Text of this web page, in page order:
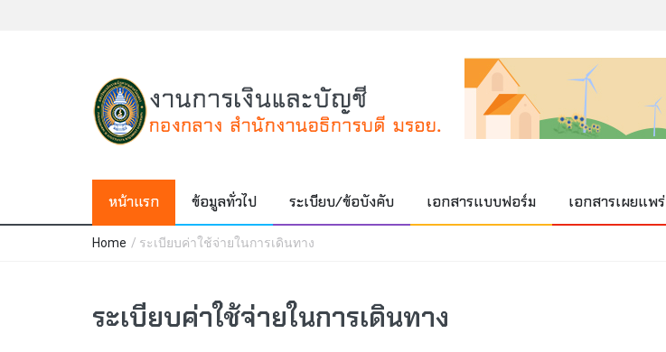
หน้าแรก ข้อมูลทั่วไป ระเบียบ/ข้อบังคับ เอกสารแบบฟอร์ม เอกสารเผยแพร่
Home / ระเบียบค่าใช้จ่ายในการเดินทาง
ระเบียบค่าใช้จ่ายในการเดินทาง